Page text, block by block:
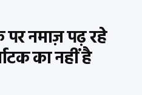
नमाज़ पढ़ रहे
का नहीं है